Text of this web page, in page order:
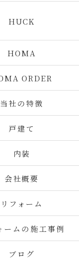
HUCK
HOMA
ORDER
当社の特徴
戸建て
内装
会社概要
リフォーム
ームの施工事例
ブログ